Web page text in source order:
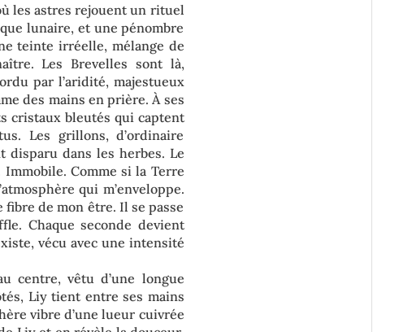
les astres rejouent un rituel
lunaire, et une pénombre
teinte irréelle, mélange de
Les Brevelles sont là,
par l’aridité, majestueux
des mains en prière. À ses
cristaux bleutés qui captent
Les grillons, d’ordinaire
disparu dans les herbes. Le
Comme si la Terre
qui m’enveloppe.
fibre de mon être. Il se passe
Chaque seconde devient
vécu avec une intensité
centre, vêtu d’une longue
Liy tient entre ses mains
vibre d’une lueur cuivrée